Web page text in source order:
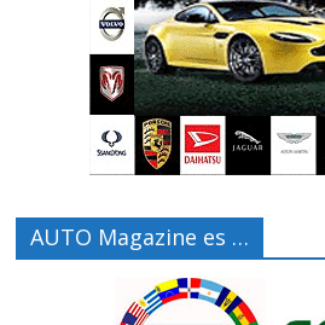
AUTO Magazine es …